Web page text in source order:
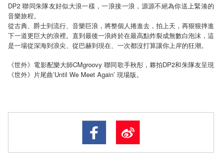
DP2 聯同朱隊友好似大浪一樣，一浪接一浪，源源不絕為你送上緊湊的
音樂旅程。
從古典、爵士到流行、音樂巨浪，將整個人捲進去，拍上天，再狠狠摔進
下一道更巨大的浪裡。直到最後一浪終於在最高點炸裂成無數白泡沫，這
是一場從深海到浪尖、從巴赫到現在、一次都沒打算讓你上岸的狂潮。
《世外》電影配樂大師CMgroovy聯同歌手秋彤，夥拍DP2和朱隊友呈現
《世外》片尾曲’Until We Meet Again’ 現場版。